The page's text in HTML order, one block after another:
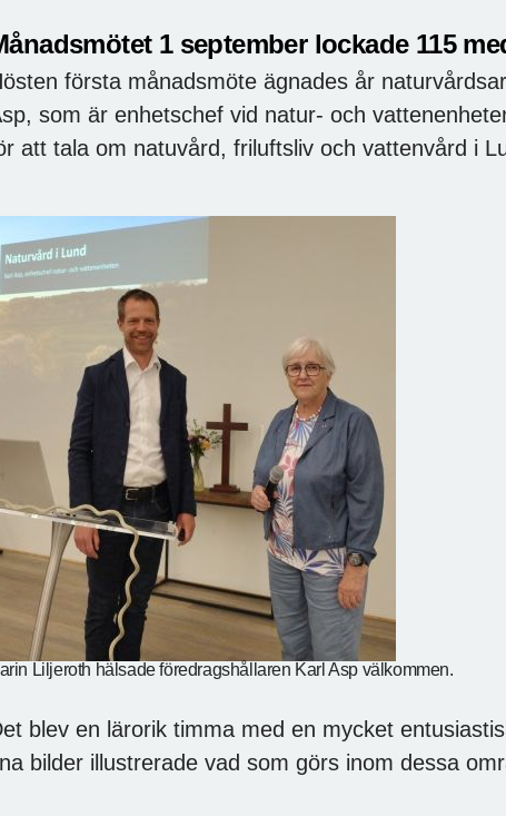
1 september lockade 115
första månadsmöte ägnades år
som är enhetschef vid natur- och
att tala om natuvård, friluftsliv och vattenvård i
Liljeroth hälsade föredragshållaren Karl Asp välkommen.
blev en lärorik timma med en mycket
bilder illustrerade vad som görs inom dessa